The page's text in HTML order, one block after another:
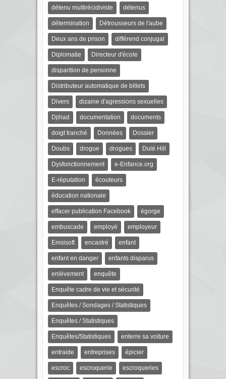
détenu multirécidiviste détenus
détermination Détrousseurs de l'aube
Deux ans de prison différend conjugal
Diplomatie Directeur d'école
disparition de personne
Distributeur automatique de billets
Divers dizaine d'agressions sexuelles
Djihad documentation documents
doigt tranché Données Dossier
Doubs drogue drogues Dulé Hill
Dysfonctionnement e-Enfance.org
E-réputation écouteurs
éducation nationale
effacer publication Facebook égorge
embuscade employé employeur
Emsisoft encastré enfant
enfant en danger enfants disparus
enlèvement enquête
Enquête cadre de vie et sécurité
Enquêtes / Sondages / Statistiques
Enquêtes / Statistiques
Enquêtes/Statistiques enterre sa voiture
entraide entreprises épicier
escroc escroquerie escroqueries